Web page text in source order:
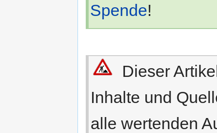
Spende!
Dieser
Inhalte und
alle wertenden